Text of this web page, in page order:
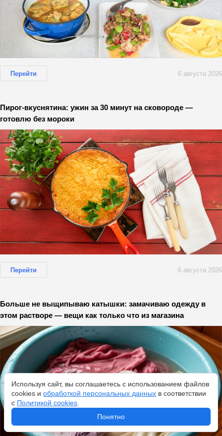
Перейти 6 августа 2026
Пирог-вкуснятина: ужин за 30 минут на сковороде —
готовлю без мороки
Перейти 6 августа 2026
Больше не выщипываю катышки: замачиваю одежду в
этом растворе — вещи как только что из магазина
Используя сайт, вы соглашаетесь с использованием файлов
cookies и обработкой персональных данных в соответствии
с Политикой cookies
Понятно